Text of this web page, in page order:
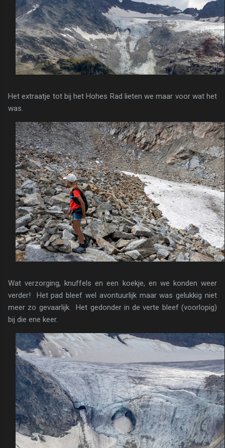
Het extraatje tot bij het Hohes Rad lieten we maar voor wat het
was.
Wat verzorging, knuffels en een koekje, en we konden weer
verder! Het pad bleef wel avontuurlijk maar was gelukkig niet
meer zo gevaarlijk. Het gedonder in de verte bleef (voorlopig)
bij die ene keer.